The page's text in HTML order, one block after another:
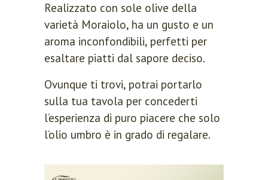
Realizzato con sole olive della
varietà Moraiolo, ha un gusto e un
aroma inconfondibili, perfetti per
esaltare piatti dal sapore deciso.
Ovunque ti trovi, potrai portarlo
sulla tua tavola per concederti
l’esperienza di puro piacere che solo
l’olio umbro è in grado di regalare.